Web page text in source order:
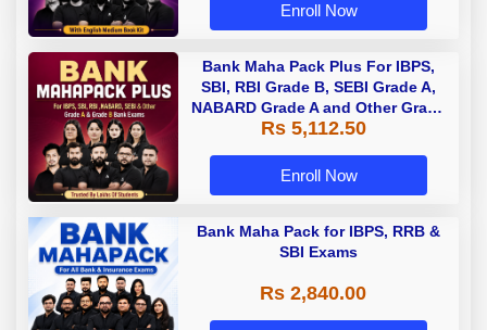
Enroll Now
Bank Maha Pack Plus For IBPS,
SBI, RBI Grade B, SEBI Grade A,
NABARD Grade A and Other Grade
A & Grade B Bank Exams
Rs 5,112.50
Enroll Now
Bank Maha Pack for IBPS, RRB &
SBI Exams
Rs 2,840.00